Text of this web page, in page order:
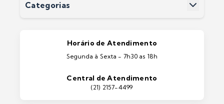
Entrega
Categorias
Portas e Janelas
Máquinas e Equipamentos
Lixeiras e Contentores
Horário de Atendimento
Segunda à Sexta - 7h30 as 18h
Central de Atendimento
(21) 2157-4499